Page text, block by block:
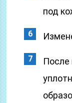
под